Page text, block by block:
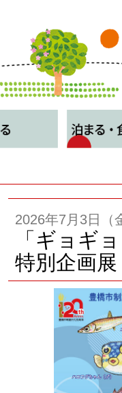
2026年7月3日（
「ギョギ
特別企画展